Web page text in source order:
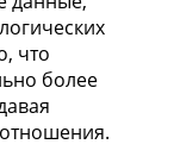
что
более